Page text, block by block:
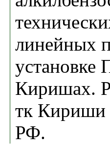
линейных
установке
Киришах.
тк Кириши
РФ.